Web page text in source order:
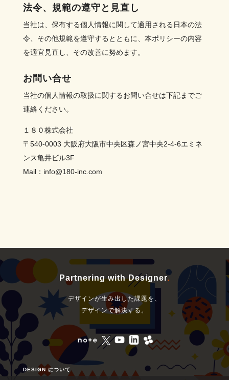
法令、規範の遵守と見直し
当社は、保有する個人情報に関して適用される日本の法
令、その他規範を遵守するとともに、本ポリシーの内容
を適宜見直し、その改善に努めます。
お問い合せ
当社の個人情報の取扱に関するお問い合せは下記までご
連絡ください。
１８０株式会社
〒540-0003 大阪府大阪市中央区森ノ宮中央2-4-6エミネ
ンス亀井ビル3F
Mail： info@180-inc.com
Partnering with Designer.
デザインが生み出した課題を、
デザインで解決する。
DESIGN について